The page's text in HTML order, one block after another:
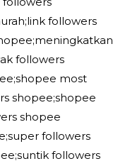
followers
followers
most
shopee;shopee
shopee
followers
followers